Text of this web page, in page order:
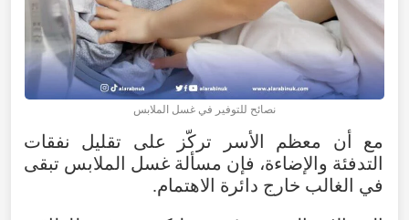
نصائح للتوفير في غسل الملابس
مع أن معظم الأسر تركّز على تقليل نفقات
التدفئة والإضاءة، فإن مسألة غسل الملابس تبقى
في الغالب خارج دائرة الاهتمام.